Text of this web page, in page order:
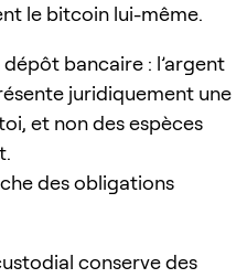
le bitcoin lui-même.
bancaire : l’argent
juridiquement une
et non des espèces
des obligations
conserve des